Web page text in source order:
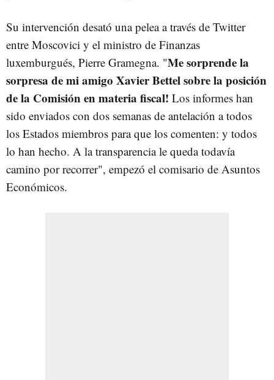
Su intervención desató una pelea a través de Twitter
entre Moscovici y el ministro de Finanzas
luxemburgués, Pierre Gramegna. "Me sorprende la
sorpresa de mi amigo Xavier Bettel sobre la posición
de la Comisión en materia fiscal! Los informes han
sido enviados con dos semanas de antelación a todos
los Estados miembros para que los comenten: y todos
lo han hecho. A la transparencia le queda todavía
camino por recorrer", empezó el comisario de Asuntos
Económicos.